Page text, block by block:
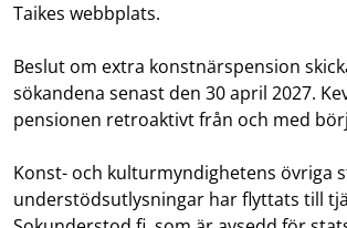
Taikes webbplats.
Beslut om extra konstnärspension
sökandena senast den 30 april 2027.
pensionen retroaktivt från och med
Konst- och kulturmyndighetens övriga
understödsutlysningar har flyttats till